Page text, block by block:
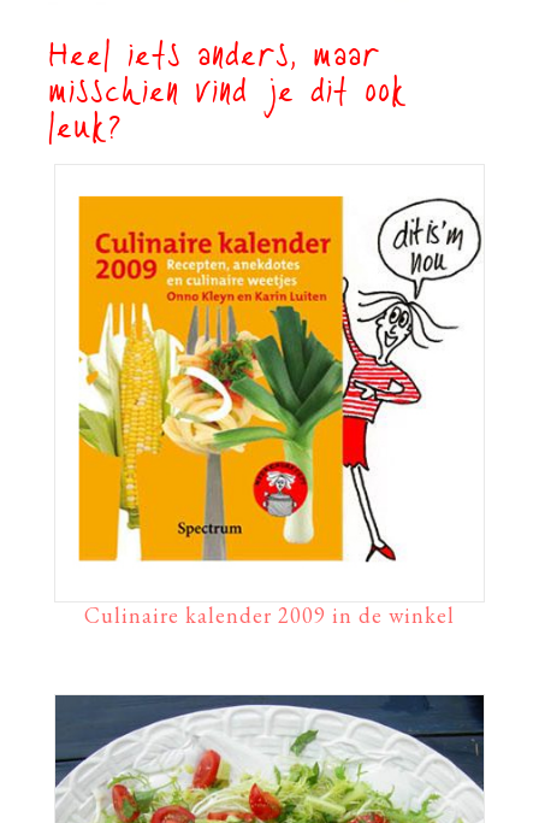
Heel iets anders, maar
misschien vind je dit ook
leuk?
Culinaire kalender 2009 in de winkel